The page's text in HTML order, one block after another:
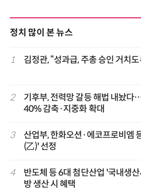
정치 많이 본 뉴스
1 김정관, “성과급, 주총 승인 거치
2
기후부, 전력망 갈등 해법 내놨다
40% 감축·지중화 확대
3
산업부, 한화오션·에코프로비엠
(乙)' 선정
4
반도체 등 6대 첨단산업 '국내생
방 생산 시 혜택